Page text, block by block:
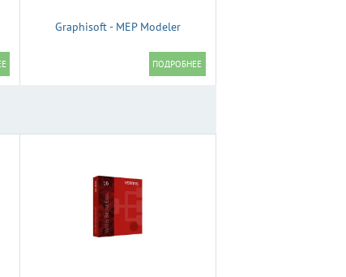
Graphisoft - MEP Modeler